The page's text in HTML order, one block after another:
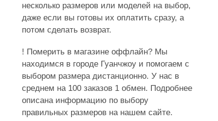
несколько размеров или моделей на выбор,
даже если вы готовы их оплатить сразу, а
потом сделать возврат.
! Померить в магазине оффлайн? Мы
находимся в городе Гуанчжоу и помогаем с
выбором размера дистанционно. У нас в
среднем на 100 заказов 1 обмен. Подробнее
описана информацию по выбору
правильных размеров на нашем сайте.